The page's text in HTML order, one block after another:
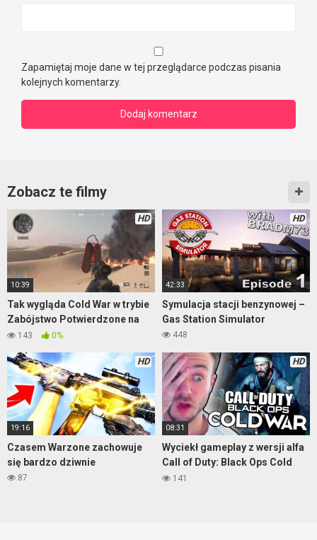
Zapamiętaj moje dane w tej przeglądarce podczas pisania
kolejnych komentarzy.
Zobacz te filmy
HD
10:39
Tak wygląda Cold War w trybie
Zabójstwo Potwierdzone na
mapie Satellite
143 0%
HD
42:33
Symulacja stacji benzynowej –
Gas Station Simulator
448
HD
19:16
Czasem Warzone zachowuje
się bardzo dziwnie
87
HD
08:31
Wyciekł gameplay z wersji alfa
Call of Duty: Black Ops Cold
War141